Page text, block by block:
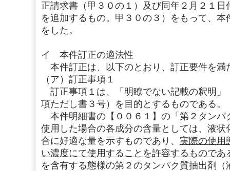
正請求書（甲３０の１）及び同年２月２１
を追加するもの。甲３０の３）をもって、
をした。
イ 本件訂正の適法性
本件訂正は、以下のとおり、訂正要件を満
（ア）訂正事項１
訂正事項１は、「明瞭でない記載の釈明」
項ただし書３号）を目的とするものである。
本件明細書の【００６１】の「第２タンパ
使用した場合の各成分の含量としては、液
合に好適な量を示すものであり、 実際の使用
い濃度にて使用することを許容するものであ
を含有する態様の第２のタンパク質抽出剤